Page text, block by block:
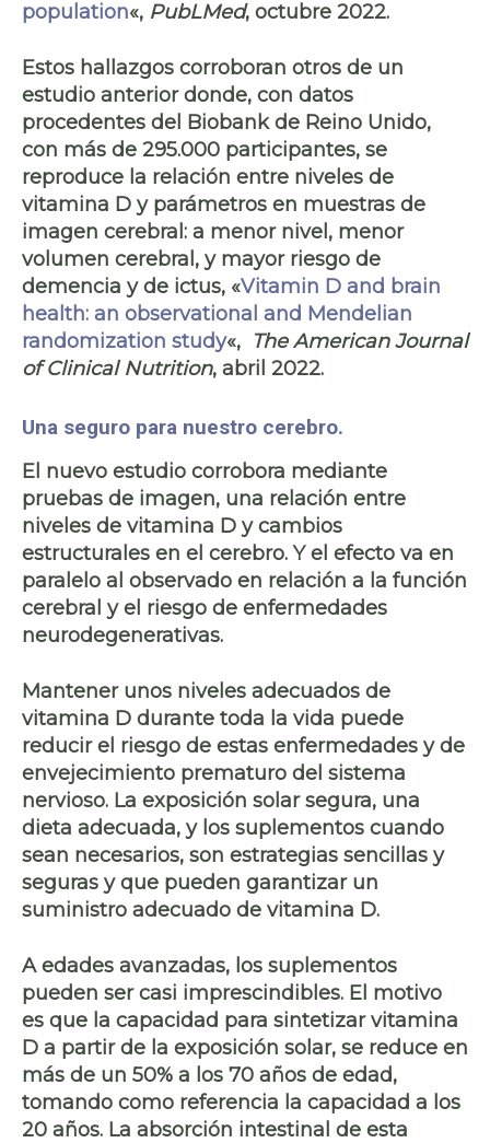
population«, PubLMed, octubre 2022.
Estos hallazgos corroboran otros de un
estudio anterior donde, con datos
procedentes del Biobank de Reino Unido,
con más de 295.000 participantes, se
reproduce la relación entre niveles de
vitamina D y parámetros en muestras de
imagen cerebral: a menor nivel, menor
volumen cerebral , y mayor riesgo de
demencia y de ictus, «Vitamin D and brain
health: an observational and Mendelian
randomization study«, The American Journal
of Clinical Nutrition, abril 2022.
Una seguro para nuestro cerebro.
El nuevo estudio corrobora mediante
pruebas de imagen, una relación entre
niveles de vitamina D ycambios
estructurales en el cerebro. Y el efecto va en
paralelo al observado en relación a la función
cerebral y el riesgo de enfermedades
neurodegenerativas.
Mantener unos niveles adecuados de
vitamina D durante toda la vida puede
reducir el riesgo de estas enfermedades y de
envejecimiento prematuro del sistema
nervioso. La exposición solar segura, una
dieta adecuada, y los suplementos cuando
sean necesarios, son estrategias sencillas y
seguras y que pueden garantizar un
suministro adecuado de vitamina D.
Aedades avanzadas, los suplementos
pueden ser casi imprescindibles. El motivo
es que la capacidad para sintetizar vitamina
D a partir de la exposición solar, se reduce en
más de un 50% a los 70 años de edad,
tomando como referencia la capacidad a los
20 años. La absorción intestinal de esta